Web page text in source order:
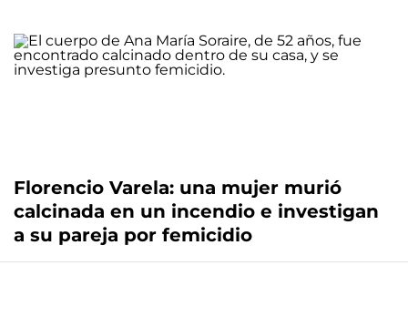
Florencio Varela: una mujer murió
calcinada en un incendio e investigan
a su pareja por femicidio